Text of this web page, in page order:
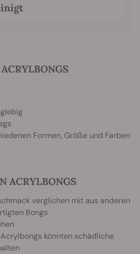
Formen, Größe und Farben
ACRYLBONGS
verglichen mit aus anderen
Bongs
könnten schädliche